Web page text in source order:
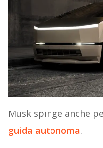
Musk spinge anche
guida autonoma.